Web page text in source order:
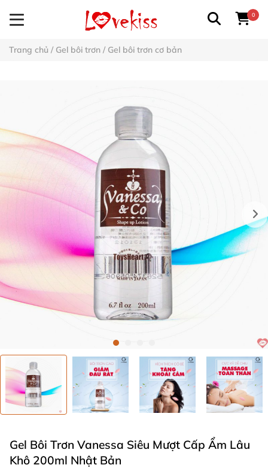
0
Trang chủ / Gel bôi trơn / Gel bôi trơn cơ bản
Gel Bôi Trơn Vanessa Siêu Mượt Cấp Ẩm Lâu
Khô 200ml Nhật Bản